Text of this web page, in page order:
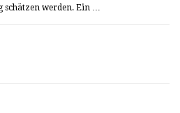
schätzen werden. Ein …